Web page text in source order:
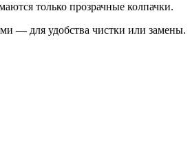
только прозрачные колпачки.
— для удобства чистки или замены.